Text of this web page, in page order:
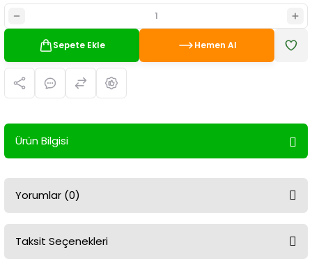
Sepete Ekle Hemen Al
Ürün Bilgisi
Yorumlar (0)
Taksit Seçenekleri